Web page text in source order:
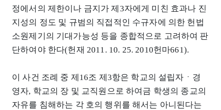
정에서의 제한이나 금지가 제3자에게 미친 효과나 진
지성의 정도 및 규범의 직접적인 수규자에 의한 헌법
소원제기의 기대가능성 등을 종합적으로 고려하여 판
단하여야 한다(헌재 2011. 10. 25. 2010헌마661).
이 사건 조례 중 제16조 제3항은 학교의 설립자ㆍ경
영자, 학교의 장 및 교직원으로 하여금 학생의 종교의
자유를 침해하는 각 호의 행위를 해서는 아니된다는